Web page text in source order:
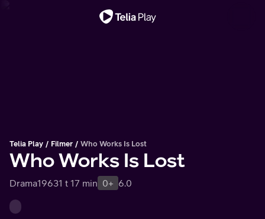
Telia Play Filmer Who Works Is Lost
Who Works Is Lost
Drama19631 t 17 min 0+ 6.0